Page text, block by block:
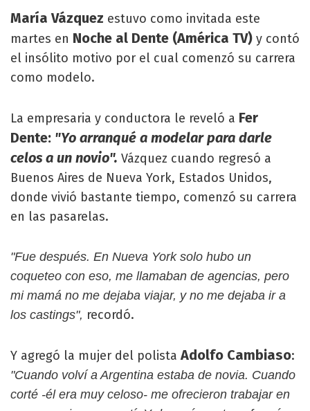
María Vázquez estuvo como invitada este
martes en Noche al Dente (América TV) y contó
el insólito motivo por el cual comenzó su carrera
como modelo.
La empresaria y conductora le reveló a Fer
Dente: "Yo arranqué a modelar para darle
celos a un novio". Vázquez cuando regresó a
Buenos Aires de Nueva York, Estados Unidos,
donde vivió bastante tiempo, comenzó su carrera
en las pasarelas.
"Fue después. En Nueva York solo hubo un
coqueteo con eso, me llamaban de agencias, pero
mi mamá no me dejaba viajar, y no me dejaba ir a
los castings", recordó.
Y agregó la mujer del polistaAdolfo Cambiaso:
"Cuando volví a Argentina estaba de novia. Cuando
corté -él era muy celoso- me ofrecieron trabajar en